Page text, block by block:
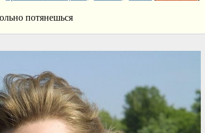
потянешься